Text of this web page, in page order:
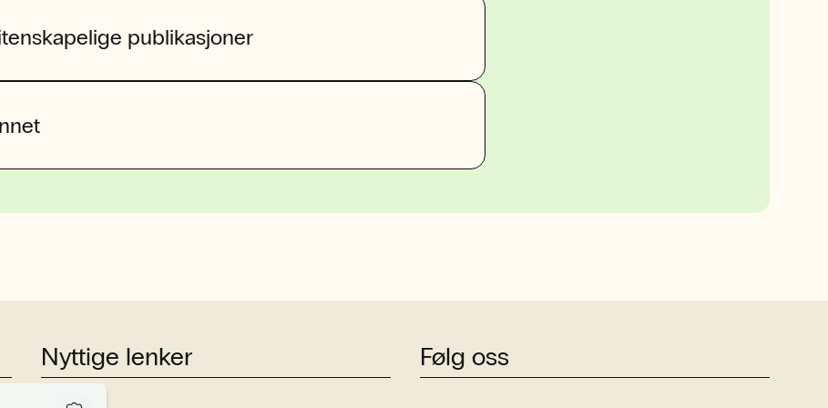
publikasjoner
Nyttige lenker Følg oss